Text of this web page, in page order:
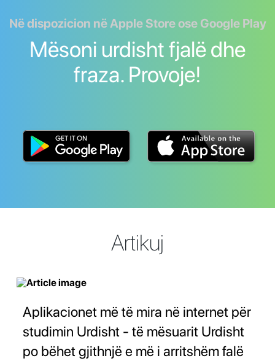
Në dispozicion në Apple Store ose Google Play
Mësoni urdisht fjalë dhe
fraza. Provoje!
Artikuj
Aplikacionet më të mira në internet për
studimin Urdisht - të mësuarit Urdisht
po bëhet gjithnjë e më i arritshëm falë